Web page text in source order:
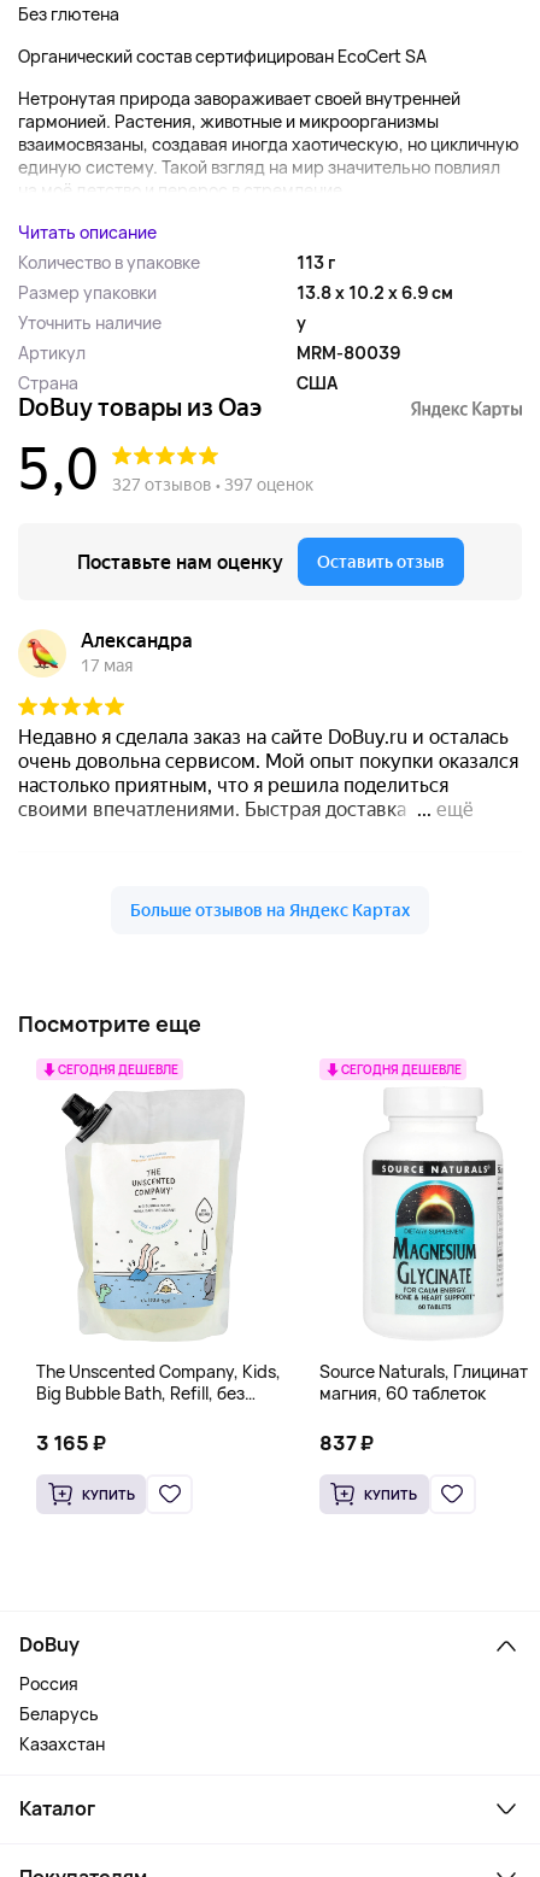
Без глютена
Органический состав сертифицирован EcoCert SA
Нетронутая природа завораживает своей внутренней
гармонией. Растения, животные и микроорганизмы
взаимосвязаны, создавая иногда хаотическую, но цикличную
единую систему. Такой взгляд на мир значительно повлиял
на моё детство и перерос в стремление...
Читать описание
Количество в упаковке
113 г
Размер упаковки
13.8 x 10.2 x 6.9 см
Уточнить наличие
y
Артикул
MRM-80039
Страна
США
Посмотрите еще
СЕГОДНЯ ДЕШЕВЛЕ
The Unscented Company, Kids,
Big Bubble Bath, Refill, без
Унции)
3 165 ₽
КУПИТЬ
СЕГОДНЯ ДЕШЕВЛЕ
Source Naturals, Глицинат
магния, 60 таблеток
837 ₽
КУПИТЬ
DoBuy
Россия
Беларусь
Казахстан
Каталог